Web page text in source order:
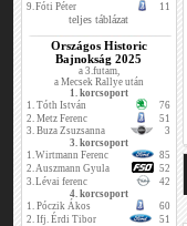
9.Fóti Péter 11
teljes táblázat
Országos Historic
Bajnokság 2025
a 3.futam,
a Mecsek Rallye után
1. korcsoport
1. Tóth István
76
2. Metz Ferenc
51
3. Buza Zsuzsanna
3
3. korcsoport
1.Wirtmann Ferenc
85
2.Auszmann Gyula
52
3.Lévai ferenc
42
4. korcsoport
1. Póczik Ákos
60
2. Ifj. Érdi Tibor
51